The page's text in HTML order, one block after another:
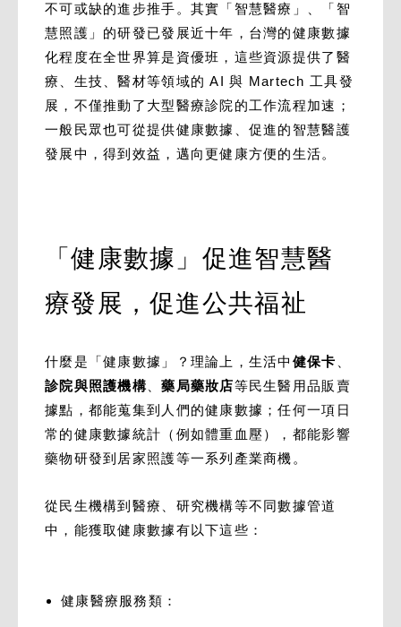
不可或缺的進步推手。其實「智慧醫療」、「智
慧照護」的研發已發展近十年，台灣的健康數據
化程度在全世界算是資優班，這些資源提供了醫
療、生技、醫材等領域的 AI 與 Martech 工具發
展，不僅推動了大型醫療診院的工作流程加速；
一般民眾也可從提供健康數據、促進的智慧醫護
發展中，得到效益，邁向更健康方便的生活。
「健康數據」促進智慧醫
療發展，促進公共福祉
什麼是「健康數據」？理論上，生活中 健保卡
診院與照護機構、藥局藥妝店等民生醫用品販賣
據點，都能蒐集到人們的健康數據；任何一項日
常的健康數據統計（例如體重血壓），都能影響
藥物研發到居家照護等一系列產業商機。
從民生機構到醫療、研究機構等不同數據管道
中，能獲取健康數據有以下這些：
健康醫療服務類：